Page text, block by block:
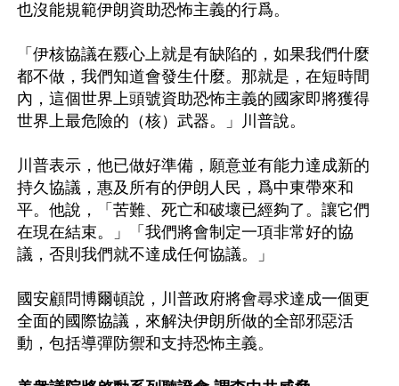
也沒能規範伊朗資助恐怖主義的行爲。
「伊核協議在覈心上就是有缺陷的，如果我們什麼
都不做，我們知道會發生什麼。那就是，在短時間
內，這個世界上頭號資助恐怖主義的國家即將獲得
世界上最危險的（核）武器。」川普說。
川普表示，他已做好準備，願意並有能力達成新的
持久協議，惠及所有的伊朗人民，爲中東帶來和
平。他說，「苦難、死亡和破壞已經夠了。讓它們
在現在結束。」「我們將會制定一項非常好的協
議，否則我們就不達成任何協議。」
國安顧問博爾頓說，川普政府將會尋求達成一個更
全面的國際協議，來解決伊朗所做的全部邪惡活
動，包括導彈防禦和支持恐怖主義。